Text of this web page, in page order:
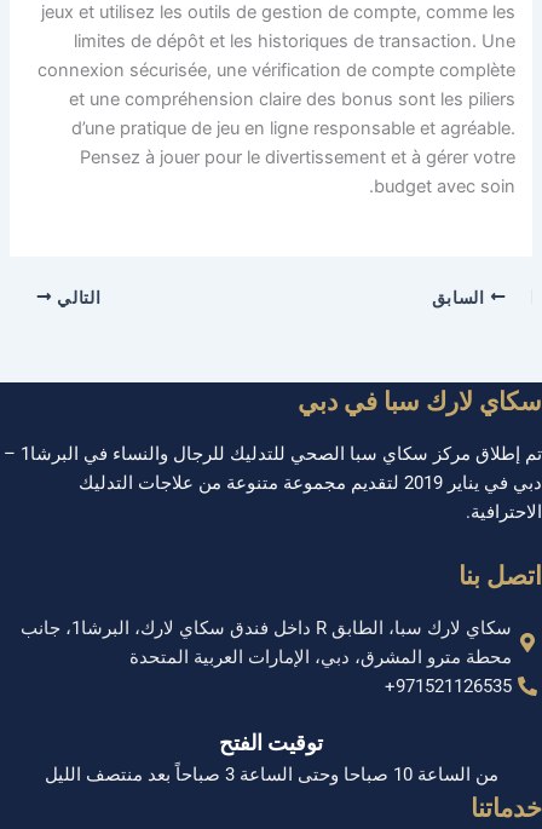
jeux et utilisez les outils de gestion de compte, comme les
limites de dépôt et les historiques de transaction. Une
connexion sécurisée, une vérification de compte complète
et une compréhension claire des bonus sont les piliers
d’une pratique de jeu en ligne responsable et agréable.
Pensez à jouer pour le divertissement et à gérer votre
budget avec soin.
السابق التالي
سكاي لارك سبا في دبي
تم إطلاق مركز سكاي سبا الصحي للتدليك للرجال والنساء في البرشا1 –
دبي في يناير 2019 لتقديم مجموعة متنوعة من علاجات التدليك
الاحترافية.
اتصل بنا
سكاي لارك سبا، الطابق R داخل فندق سكاي لارك، البرشا1، جانب
محطة مترو المشرق، دبي، الإمارات العربية المتحدة
971521126535+
توقيت الفتح
من الساعة 10 صباحا وحتى الساعة 3 صباحاً بعد منتصف الليل
خدماتنا